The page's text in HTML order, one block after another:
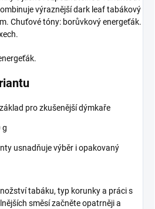
výraznější dark leaf tabákový
Chuťové tóny: borůvkový energeťák.
pro zkušenější dýmkaře
g
usnadňuje výběr i opakovaný
tabáku, typ korunky a práci s
směsí začněte opatrněji a